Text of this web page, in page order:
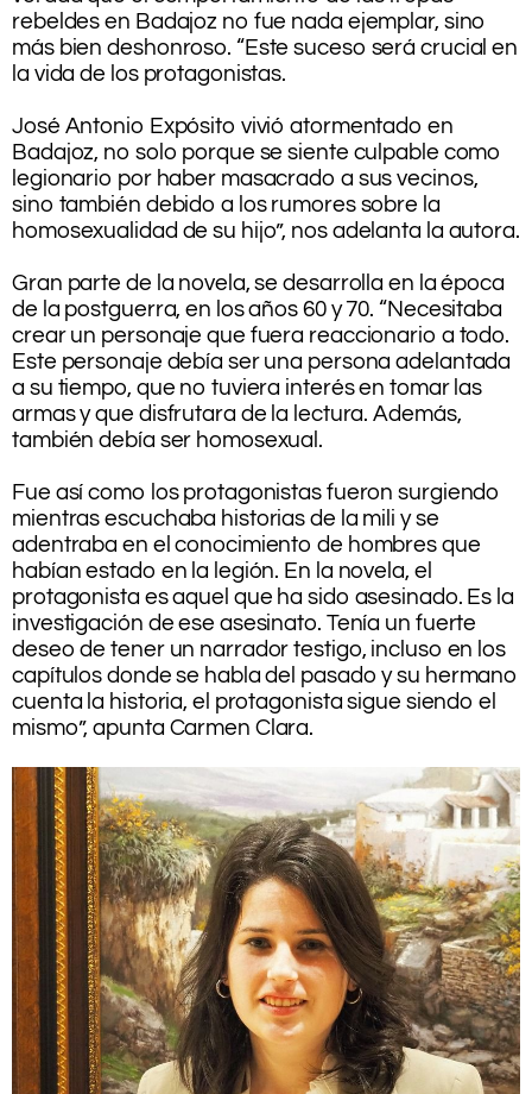
rebeldes en Badajoz no fue nada ejemplar, sino
más bien deshonroso. “Este suceso será crucial en
la vida de los protagonistas.
José Antonio Expósito vivió atormentado en
Badajoz, no solo porque se siente culpable como
legionario por haber masacrado a sus vecinos,
sino también debido a los rumores sobre la
homosexualidad de su hijo”, nos adelanta la autora.
Gran parte de la novela, se desarrolla en la época
de la postguerra, en los años 60 y 70. “Necesitaba
crear un personaje que fuera reaccionario a todo.
Este personaje debía ser una persona adelantada
a su tiempo, que no tuviera interés en tomar las
armas y que disfrutara de la lectura. Además,
también debía ser homosexual.
Fue así como los protagonistas fueron surgiendo
mientras escuchaba historias de la mili y se
adentraba en el conocimiento de hombres que
habían estado en la legión. En la novela, el
protagonista es aquel que ha sido asesinado. Es la
investigación de ese asesinato. Tenía un fuerte
deseo de tener un narrador testigo, incluso en los
capítulos donde se habla del pasado y su hermano
cuenta la historia, el protagonista sigue siendo el
mismo”, apunta Carmen Clara.